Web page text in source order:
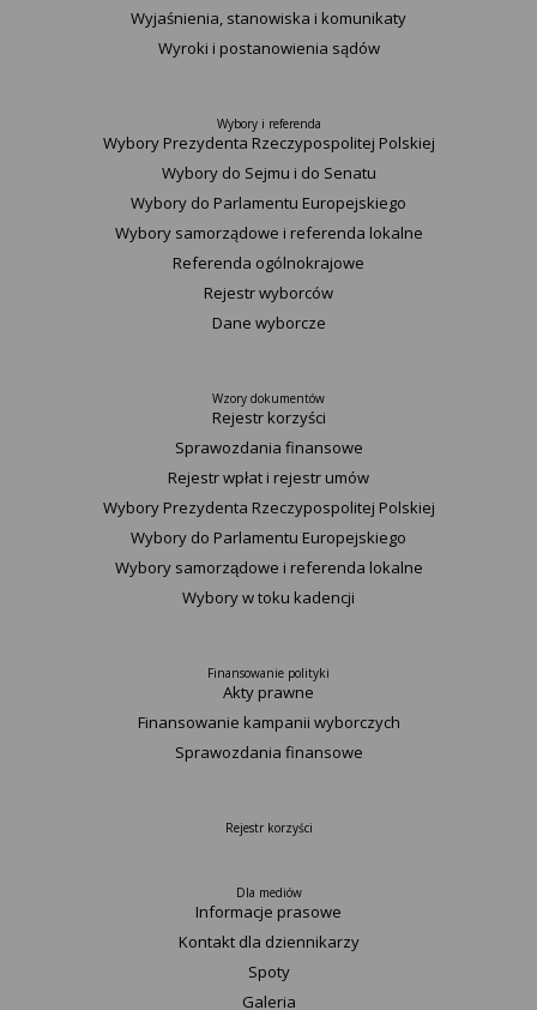
Wyjaśnienia, stanowiska i komunikaty
Wyroki i postanowienia sądów
Wybory i referenda
Wybory Prezydenta Rzeczypospolitej Polskiej
Wybory do Sejmu i do Senatu
Wybory do Parlamentu Europejskiego
Wybory samorządowe i referenda lokalne
Referenda ogólnokrajowe
Rejestr wyborców
Dane wyborcze
Wzory dokumentów
Rejestr korzyści
Sprawozdania finansowe
Rejestr wpłat i rejestr umów
Wybory Prezydenta Rzeczypospolitej Polskiej
Wybory do Parlamentu Europejskiego
Wybory samorządowe i referenda lokalne
Wybory w toku kadencji
Finansowanie polityki
Akty prawne
Finansowanie kampanii wyborczych
Sprawozdania finansowe
Rejestr korzyści
Dla mediów
Informacje prasowe
Kontakt dla dziennikarzy
Spoty
Galeria